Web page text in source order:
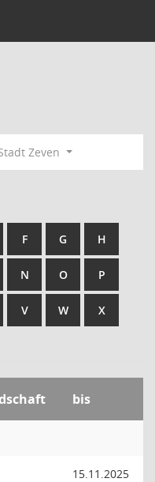
Zeven
F G H
N O P
V W X
bis
15.11.2025